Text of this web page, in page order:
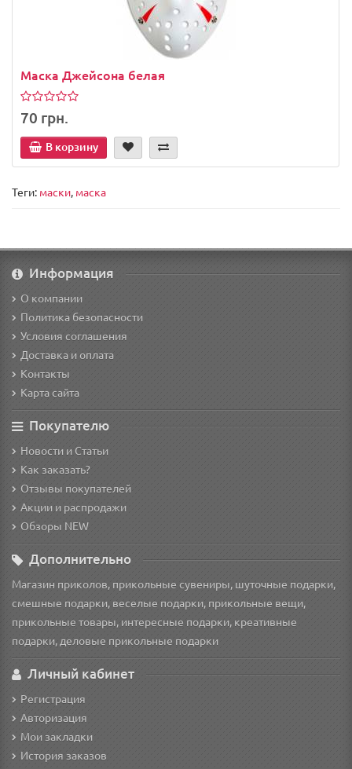
Маска Джейсона белая
70 грн.
В корзину
Теги: маски, маска
Информация
О компании
Политика безопасности
Условия соглашения
Доставка и оплата
Контакты
Карта сайта
Покупателю
Новости и Статьи
Как заказать?
Отзывы покупателей
Акции и распродажи
Обзоры NEW
Дополнительно
Магазин приколов, прикольные сувениры, шуточные подарки,
смешные подарки, веселые подарки, прикольные вещи,
прикольные товары, интересные подарки, креативные
подарки, деловые прикольные подарки
Личный кабинет
Регистрация
Авторизация
Мои закладки
История заказов